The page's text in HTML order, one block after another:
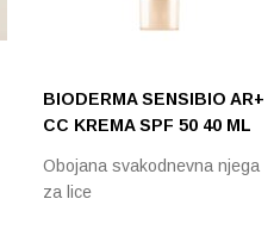
BIODERMA SENSIBIO AR+
CC KREMA SPF 50 40 ML
Obojana svakodnevna njega
za lice